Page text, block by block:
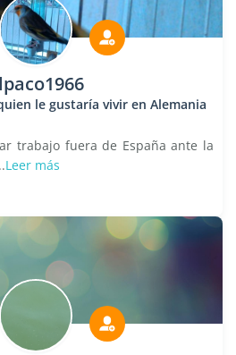
le gustaría vivir en Alemania
trabajo fuera de España ante la
Leer más